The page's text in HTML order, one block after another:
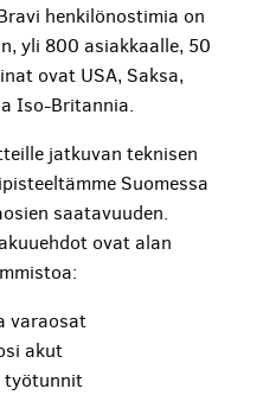
henkilönostimia on
yli 800 asiakkaalle, 50
ovat USA, Saksa,
Iso-Britannia.
jatkuvan teknisen
Suomessa
saatavuuden.
ovat alan
varaosat
akut
työtunnit